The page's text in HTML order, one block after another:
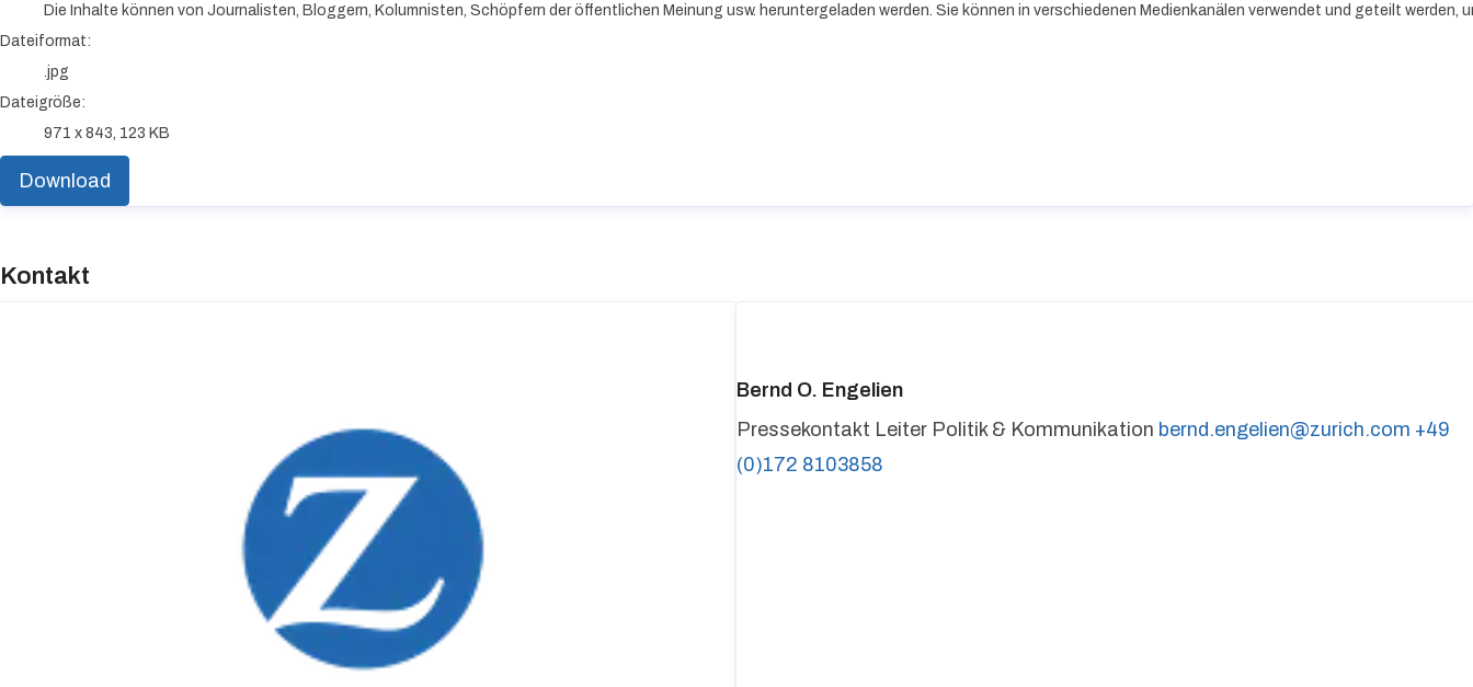
Die Inhalte können von Journalisten, Bloggern, Kolumnisten, Schöpfern der öffentlichen Meinung usw. heruntergeladen werden. Sie können in verschiedenen Medienkanälen verwendet und geteilt
Dateiformat:
.jpg
Dateigröße:
971 x 843, 123 KB
Download
Kontakt
Bernd O. Engelien
Pressekontakt Leiter Politik & Kommunikation bernd.engelien@zurich.com +49
(0)172 8103858